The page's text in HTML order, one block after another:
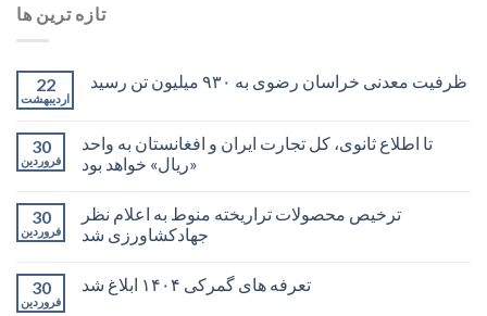
تازه ترین ها
22
اردیبهشت
ظرفیت معدنی خراسان رضوی به ۹۳۰ میلیون تن رسید
30
فروردین
تا اطلاع ثانوی، کل تجارت ایران و افغانستان به واحد
«ریال» خواهد بود
30
فروردین
ترخیص محصولات تراریخته منوط به اعلام نظر
جهادکشاورزی شد
30
فروردین
تعرفه های گمرکی ۱۴۰۴ ابلاغ شد